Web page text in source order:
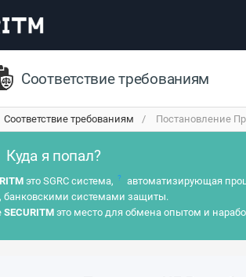
Соответствие требованиям
Соответствие требованиям Постановление
Куда я попал?
это SGRC система, ? автоматизирующая
банковскими системами защиты.
SECURITM это место для обмена опытом и